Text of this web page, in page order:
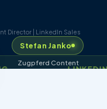
Director | LinkedIn Sales
LINKEDIN-READY
Stefan Janko
Zugpferd Content